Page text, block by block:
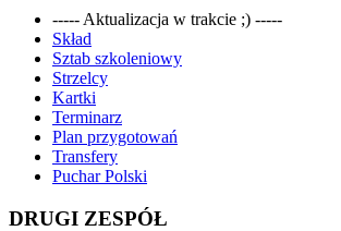
----- Aktualizacja w trakcie ;) -----
Skład
Sztab szkoleniowy
Strzelcy
Kartki
Terminarz
Plan przygotowań
Transfery
Puchar Polski
DRUGI ZESPÓŁ